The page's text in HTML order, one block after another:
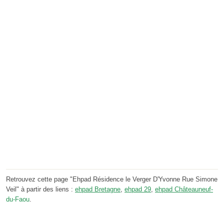
Retrouvez cette page "Ehpad Résidence le Verger D'Yvonne Rue Simone
Veil" à partir des liens : ehpad Bretagne, ehpad 29, ehpad Châteauneuf-
du-Faou.